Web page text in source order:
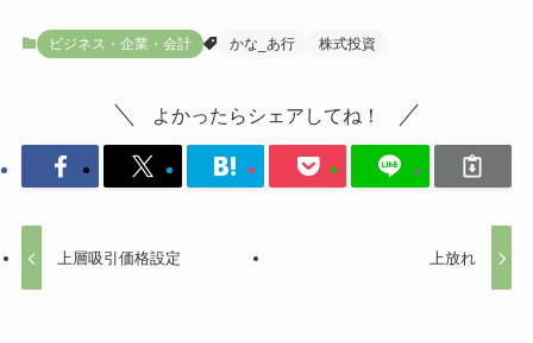
ビジネス・企業・会計 かな_あ行 株式投資
よかったらシェアしてね！
上層吸引価格設定 上放れ